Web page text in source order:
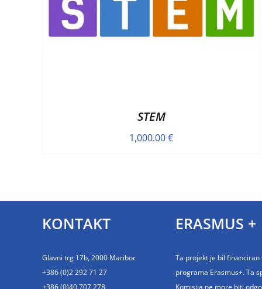
STEM
1,000.00€
KONTAKT
Glavni trg 17b, 2000 Maribor
+386 (0)2 292 71 27
ERASMUS +
Ta projekt je bil
programa Erasmus+. Ta